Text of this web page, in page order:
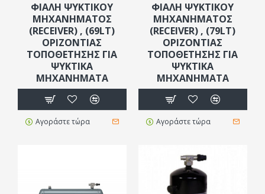
ΦΙΆΛΗ ΨΥΚΤΙΚΟΎ
ΜΗΧΑΝΉΜΑΤΟΣ
(RECEIVER) , (69LT)
ΟΡΙΖΌΝΤΙΑΣ
ΤΟΠΟΘΈΤΗΣΗΣ ΓΙΑ
ΨΥΚΤΙΚΆ
ΜΗΧΑΝΉΜΑΤΑ
Αγοράστε τώρα
ΦΙΆΛΗ ΨΥΚΤΙΚΟΎ
ΜΗΧΑΝΉΜΑΤΟΣ
(RECEIVER) , (79LT)
ΟΡΙΖΌΝΤΙΑΣ
ΤΟΠΟΘΈΤΗΣΗΣ ΓΙΑ
ΨΥΚΤΙΚΆ
ΜΗΧΑΝΉΜΑΤΑ
Αγοράστε τώρα